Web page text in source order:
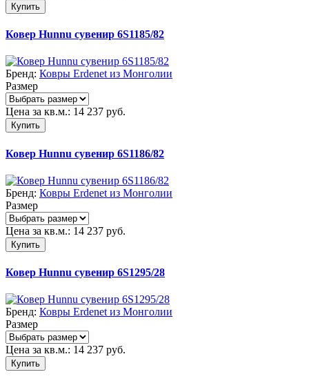
Купить
Ковер Hunnu сувенир 6S1185/82
Бренд: Ковры Erdenet из Монголии
Размер
Цена за кв.м.: 14 237 руб.
Купить
Ковер Hunnu сувенир 6S1186/82
Бренд: Ковры Erdenet из Монголии
Размер
Цена за кв.м.: 14 237 руб.
Купить
Ковер Hunnu сувенир 6S1295/28
Бренд: Ковры Erdenet из Монголии
Размер
Цена за кв.м.: 14 237 руб.
Купить